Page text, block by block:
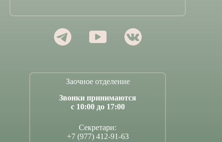
Заочное отделение
Звонки принимаются
с 10:00 до 17:00
Секретари:
+7 (977) 412-91-63